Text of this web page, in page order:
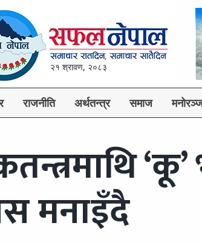
२१ श्रावण, २०८३
राजनीति अर्थतन्त्र समाज
मनाइँदै